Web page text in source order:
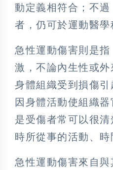
動定義相符合；不
者，仍可於運動醫學
急性運動傷害則是
激，不論內生性或
身體組織受到損傷引
因身體活動使組織
是受傷者常可以很
時所從事的活動、時
急性運動傷害來自